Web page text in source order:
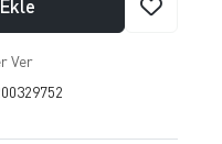
Ver